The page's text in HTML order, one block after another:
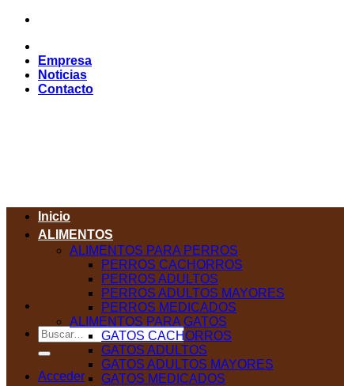
Saltar
contenido
Empresa
Noticias
Contacto
Buscar
por:
Acceder
Inicio
ALIMENTOS
ALIMENTOS PARA PERROS
PERROS CACHORROS
PERROS ADULTOS
PERROS ADULTOS MAYORES
PERROS MEDICADOS
ALIMENTOS PARA GATOS
GATOS CACHORROS
GATOS ADULTOS
GATOS ADULTOS MAYORES
GATOS MEDICADOS